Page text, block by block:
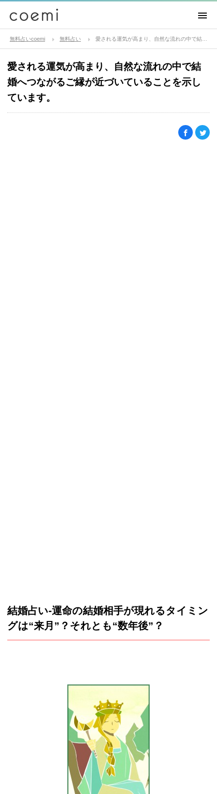
無料占いcoemi 無料占い
愛される運気が高まり、自然な流れの中で結
婚へつながるご縁が近づいていることを示し
ています。
結婚占い-運命の結婚相手が現れるタイミン
グは“来月”？それとも“数年後”？